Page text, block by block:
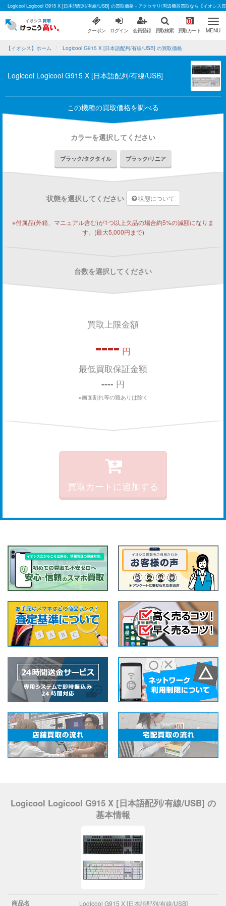
Logicool Logicool G915 X [日本語配列/有線/USB] の買取価格 - アクセサリ/周辺機器買取なら【イオシス
クーポン ログイン 会員登録 買取検索
0
買取カート MENU
【イオシス】ホーム Logicool G915 X [日本語配列/有線/USB] の買取価格
Logicool Logicool G915 X [日本語配列/有線/USB]
この機種の買取価格を調べる
カラーを選択してください
ブラック/タクタイル ブラック/リニア
状態を選択してください 状態について
※付属品(外箱、マニュアル含む)が1つ以上欠品の場合約5%の減額になりま
す。(最大5,000円まで)
台数を選択してください
買取上限金額
---- 円
最低買取保証金額
---- 円
※画面割れ等の難ありは除く
買取カートに追加する
Logicool Logicool G915 X [日本語配列/有線/USB] の
基本情報
商品名 Logicool G915 X [日本語配列/有線/USB]